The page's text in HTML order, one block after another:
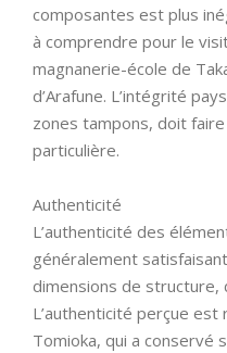
composantes est plus
à comprendre pour le
magnanerie-école de
d’Arafune. L’intégrité
zones tampons, doit faire
particulière.
Authenticité
L’authenticité des
généralement
dimensions de
L’authenticité perçue est
Tomioka, qui a conservé